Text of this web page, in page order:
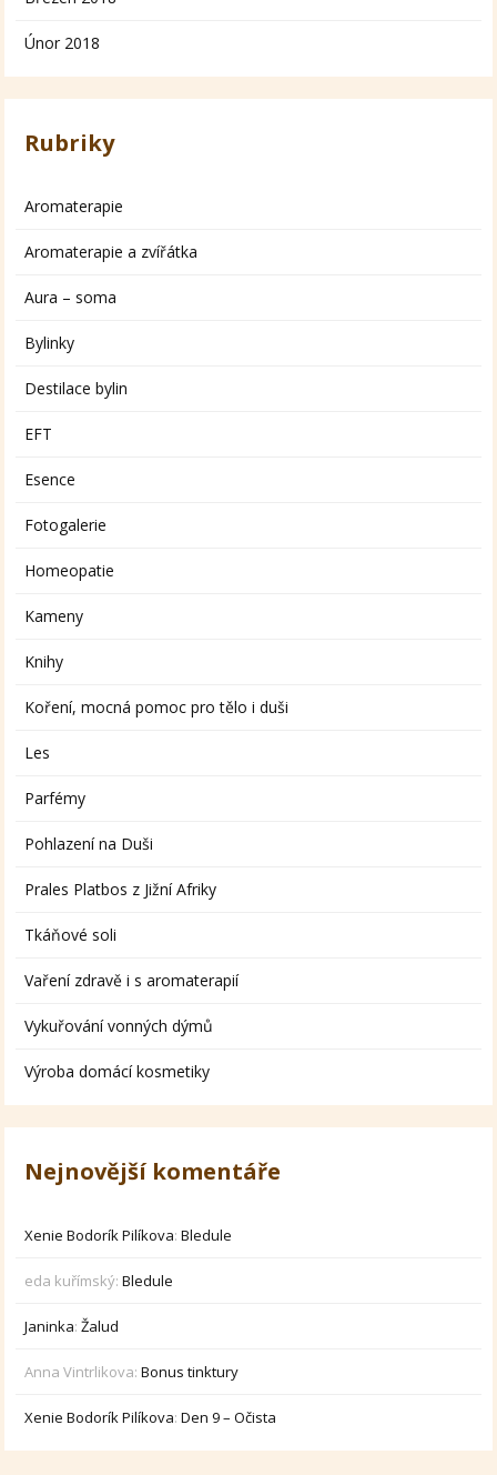
Únor 2018
Rubriky
Aromaterapie
Aromaterapie a zvířátka
Aura – soma
Bylinky
Destilace bylin
EFT
Esence
Fotogalerie
Homeopatie
Kameny
Knihy
Koření, mocná pomoc pro tělo i duši
Les
Parfémy
Pohlazení na Duši
Prales Platbos z Jižní Afriky
Tkáňové soli
Vaření zdravě i s aromaterapií
Vykuřování vonných dýmů
Výroba domácí kosmetiky
Nejnovější komentáře
Xenie Bodorík Pilíkova:Bledule
eda kuřímský:Bledule
Janinka:Žalud
Anna Vintrlikova:Bonus tinktury
Xenie Bodorík Pilíkova:Den 9 – Očista